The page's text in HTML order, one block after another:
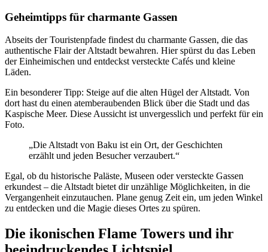
Geheimtipps für charmante Gassen
Abseits der Touristenpfade findest du charmante Gassen, die das
authentische Flair der Altstadt bewahren. Hier spürst du das Leben
der Einheimischen und entdeckst versteckte Cafés und kleine
Läden.
Ein besonderer Tipp: Steige auf die alten Hügel der Altstadt. Von
dort hast du einen atemberaubenden Blick über die Stadt und das
Kaspische Meer. Diese Aussicht ist unvergesslich und perfekt für ein
Foto.
„Die Altstadt von Baku ist ein Ort, der Geschichten
erzählt und jeden Besucher verzaubert.“
Egal, ob du historische Paläste, Museen oder versteckte Gassen
erkundest – die Altstadt bietet dir unzählige Möglichkeiten, in die
Vergangenheit einzutauchen. Plane genug Zeit ein, um jeden Winkel
zu entdecken und die Magie dieses Ortes zu spüren.
Die ikonischen Flame Towers und ihr